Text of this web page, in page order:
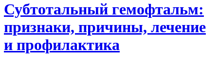
Субтотальный гемофтальм:
признаки, причины, лечение
и профилактика